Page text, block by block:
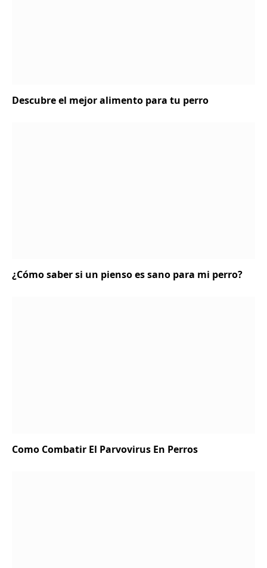
Descubre el mejor alimento para tu perro
¿Cómo saber si un pienso es sano para mi perro?
Como Combatir El Parvovirus En Perros